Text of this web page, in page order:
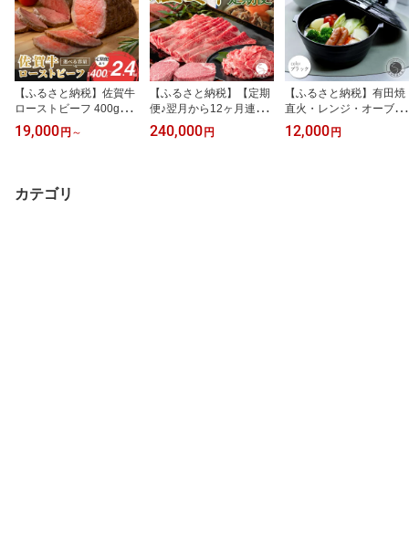
【ふるさと納税】佐賀牛
ローストビーフ 400g（2
個入）定期便も選べる
【累計2.2万本突破！】
毛和牛 和牛 牛肉 国産 N1
9-1 N35-11 N45-3 N80-3
19,000 円 ～
【ふるさと納税】【定期
便♪翌月から12ヶ月連続
お届け☆】 佐賀牛定期便
12回コース 牛肉 しゃぶ
240,000 円
【ふるさと納税】有田焼
直火・レンジ・オーブン
対応 Only碗 ブラック 1
個 1000ml【大慶】土鍋
12,000 円
カテゴリ